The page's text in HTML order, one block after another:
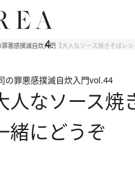
罪悪感撲滅自炊入門 【大人なソース焼きそばレ
の罪悪感撲滅自炊入門vol.44
人なソース
緒にどうぞ